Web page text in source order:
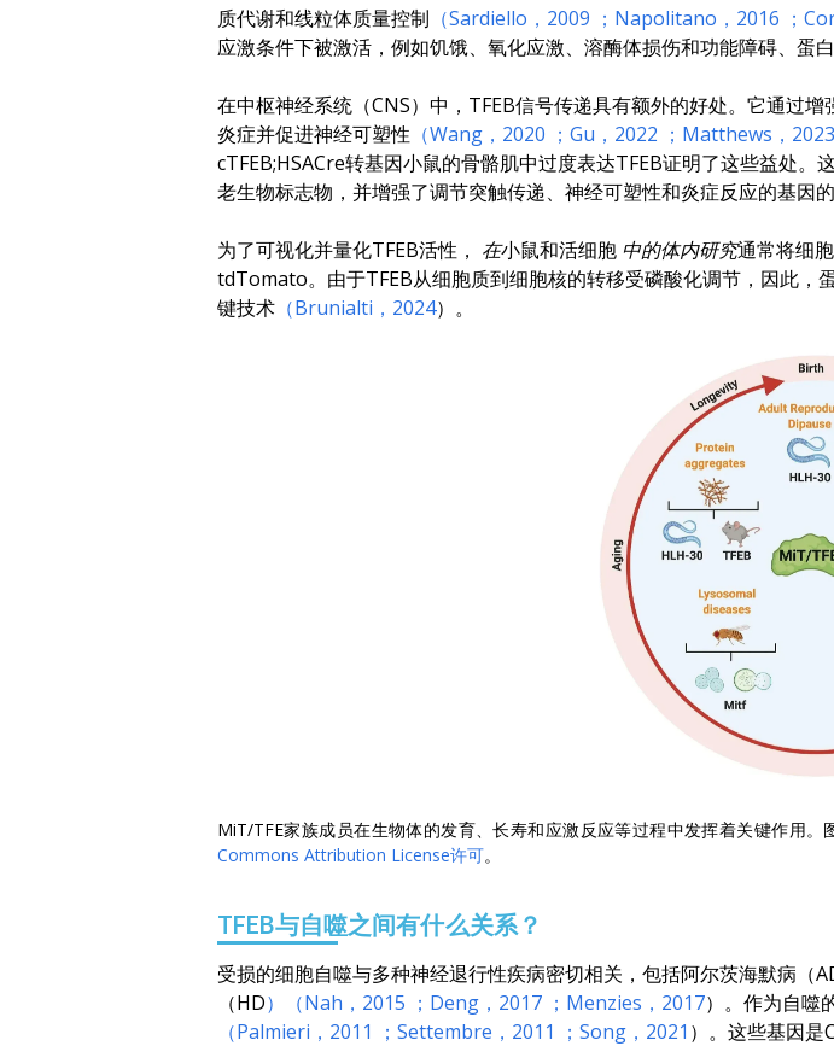
质代谢和线粒体质量控制 （Sardiello，2009 ；Napolitano，2016 ；
应激条件下被激活，例如饥饿、氧化应激、溶酶体损伤和功能障碍、蛋
在中枢神经系统（CNS）中，TFEB信号传递具有额外的好处。它通过
炎症并促进神经可塑性 （Wang，2020 ；Gu，2022 ；Matthews，2023
cTFEB;HSACre转基因小鼠的骨骼肌中过度表达TFEB证明了这些益处
老生物标志物，并增强了调节突触传递、神经可塑性和炎症反应的基因的
为了可视化并量化TFEB活性， 在小鼠和活细胞 中的体内研究通常将细
tdTomato。由于TFEB从细胞质到细胞核的转移受磷酸化调节，因此，
键技术 （Brunialti，2024）。
MiT/TFE家族成员在生物体的发育、长寿和应激反应等过程中发挥着关键作用。
Commons Attribution License许可。
TFEB与自噬之间有什么关系？
受损的细胞自噬与多种神经退行性疾病密切相关，包括阿尔茨海默病（
（HD）（Nah，2015 ；Deng，2017 ；Menzies，2017）。作为自噬
（Palmieri，2011
；Settembre，2011 ；Song，2021 ）。这些基因是